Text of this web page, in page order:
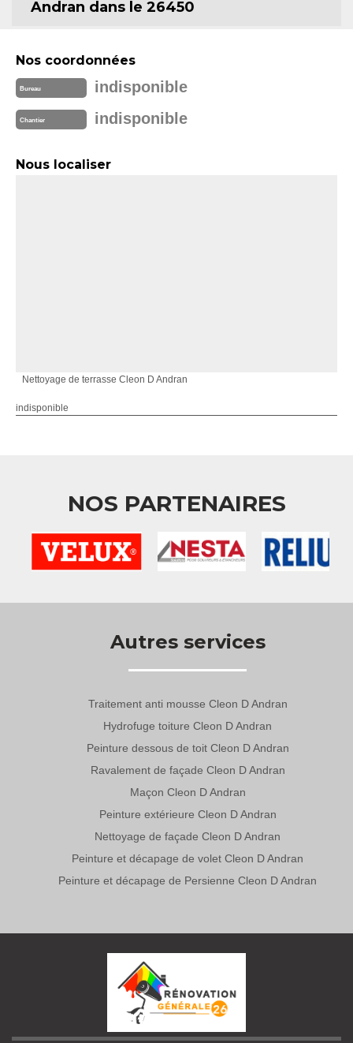
Andran dans le 26450
Nos coordonnées
Bureau indisponible
Chantier indisponible
Nous localiser
Nettoyage de terrasse Cleon D Andran
indisponible
NOS PARTENAIRES
Autres services
Traitement anti mousse Cleon D Andran
Hydrofuge toiture Cleon D Andran
Peinture dessous de toit Cleon D Andran
Ravalement de façade Cleon D Andran
Maçon Cleon D Andran
Peinture extérieure Cleon D Andran
Nettoyage de façade Cleon D Andran
Peinture et décapage de volet Cleon D Andran
Peinture et décapage de Persienne Cleon D Andran